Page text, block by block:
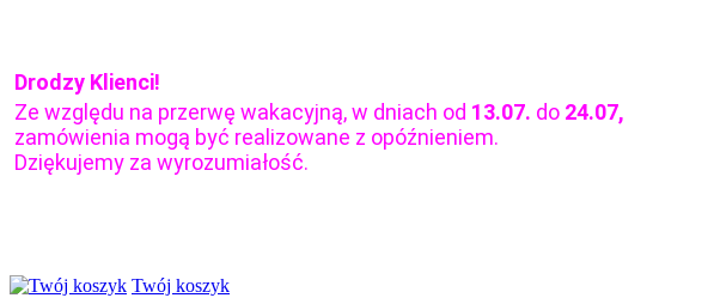
Drodzy Klienci!
Ze względu na przerwę wakacyjną, w dniach od 13.07. do 24.07,
zamówienia mogą być realizowane z opóźnieniem.
Dziękujemy za wyrozumiałość.
Twój koszyk